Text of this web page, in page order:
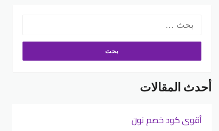
البحث
عن:
أحدث المقالات
أقوى كود خصم نون